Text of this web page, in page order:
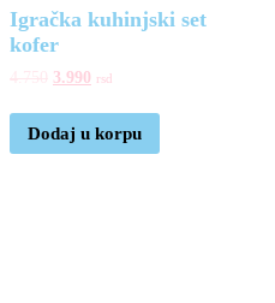
Igračka kuhinjski set
kofer
3.990 rsd
Dodaj u korpu